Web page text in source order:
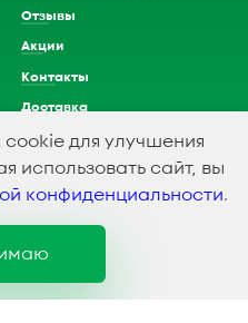
Отзывы
Акции
Контакты
Доставка
Химэкспресс
сайта SMEDIAGROUP
для улучшения
использовать сайт, вы
конфиденциальности.